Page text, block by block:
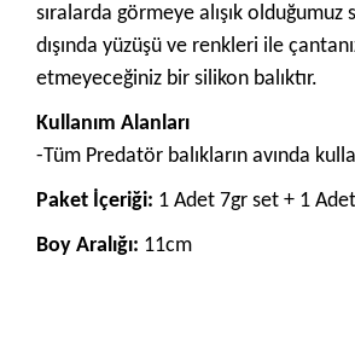
sıralarda görmeye alışık olduğumuz
dışında yüzüşü ve renkleri ile
etmeyeceğiniz bir silikon balıktır.
Kullanım Alanları
-Tüm Predatör balıkların avında
Paket İçeriği: 1 Adet 7gr set + 1
Boy Aralığı: 11cm